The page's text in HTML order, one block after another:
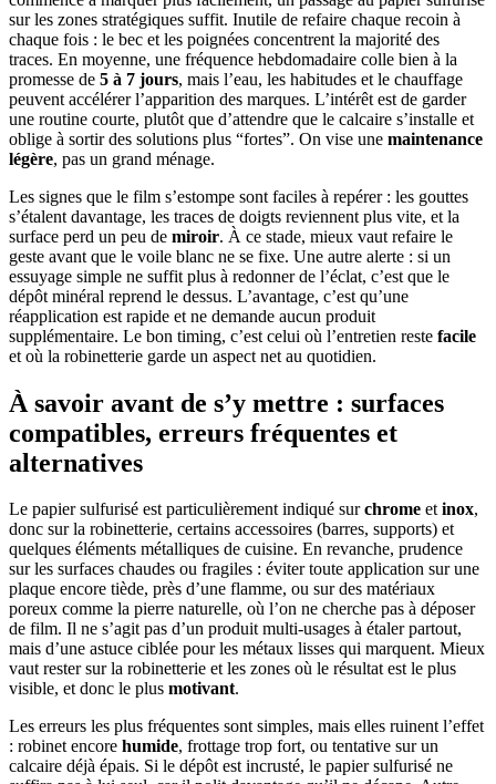
sur les zones stratégiques suffit. Inutile de refaire chaque recoin à
chaque fois : le bec et les poignées concentrent la majorité des
traces. En moyenne, une fréquence hebdomadaire colle bien à la
promesse de 5 à 7 jours, mais l’eau, les habitudes et le chauffage
peuvent accélérer l’apparition des marques. L’intérêt est de garder
une routine courte, plutôt que d’attendre que le calcaire s’installe et
oblige à sortir des solutions plus “fortes”. On vise une maintenance
légère, pas un grand ménage.
Les signes que le film s’estompe sont faciles à repérer : les gouttes
s’étalent davantage, les traces de doigts reviennent plus vite, et la
surface perd un peu de miroir. À ce stade, mieux vaut refaire le
geste avant que le voile blanc ne se fixe. Une autre alerte : si un
essuyage simple ne suffit plus à redonner de l’éclat, c’est que le
dépôt minéral reprend le dessus. L’avantage, c’est qu’une
réapplication est rapide et ne demande aucun produit
supplémentaire. Le bon timing, c’est celui où l’entretien reste facile
et où la robinetterie garde un aspect net au quotidien.
À savoir avant de s’y mettre : surfaces
compatibles, erreurs fréquentes et
alternatives
Le papier sulfurisé est particulièrement indiqué surchrome etinox,
donc sur la robinetterie, certains accessoires (barres, supports) et
quelques éléments métalliques de cuisine. En revanche, prudence
sur les surfaces chaudes ou fragiles : éviter toute application sur une
plaque encore tiède, près d’une flamme, ou sur des matériaux
poreux comme la pierre naturelle, où l’on ne cherche pas à déposer
de film. Il ne s’agit pas d’un produit multi-usages à étaler partout,
mais d’une astuce ciblée pour les métaux lisses qui marquent. Mieux
vaut rester sur la robinetterie et les zones où le résultat est le plus
visible, et donc le plus motivant.
Les erreurs les plus fréquentes sont simples, mais elles ruinent l’effet
: robinet encore humide, frottage trop fort, ou tentative sur un
calcaire déjà épais. Si le dépôt est incrusté, le papier sulfurisé ne